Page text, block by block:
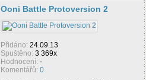
Ooni Battle Protoversion 2
Přidáno: 24.09.13
Spuštěno: 3 369x
Hodnocení: -
Komentářů: 0